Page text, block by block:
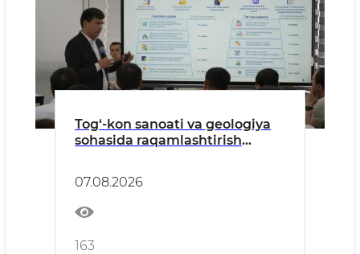
Tog‘-kon sanoati va geologiya
sohasida raqamlashtirish
mavzusida seminar o‘tkazildi
07.08.2026
163